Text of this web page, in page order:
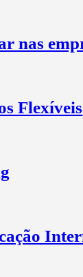
nas
Flexíveis